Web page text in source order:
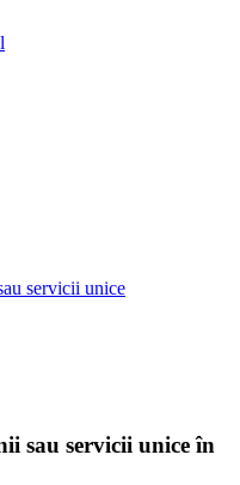
servicii unice
sau servicii unice în